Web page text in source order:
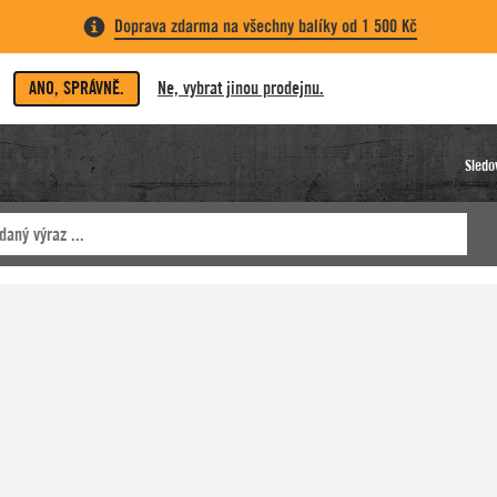
Doprava zdarma na všechny balíky od 1 500 Kč
ANO, SPRÁVNĚ. Ne, vybrat jinou prodejnu.